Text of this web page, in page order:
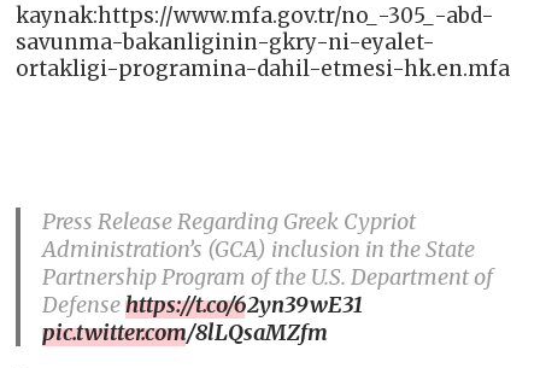
kaynak:https://www.mfa.gov.tr/no_-305_-abd-
savunma-bakanliginin-gkry-ni-eyalet-
ortakligi-programina-dahil-etmesi-hk.en.mfa
Press Release Regarding Greek Cypriot
Administration’s (GCA) inclusion in the State
Partnership Program of the U.S. Department of
Defensehttps://t.co/62yn39wE31
pic.twitter.com/8lLQsaMZfm